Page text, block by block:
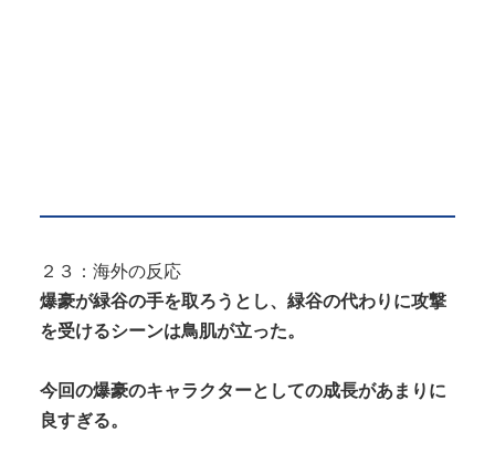
２３：海外の反応
爆豪が緑谷の手を取ろうとし、緑谷の代わりに攻撃
を受けるシーンは鳥肌が立った。
今回の爆豪のキャラクターとしての成長があまりに
良すぎる。